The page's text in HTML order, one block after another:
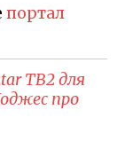
портал
TB2 для
про